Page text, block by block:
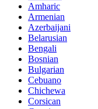
Amharic
Armenian
Azerbaijani
Belarusian
Bengali
Bosnian
Bulgarian
Cebuano
Chichewa
Corsican